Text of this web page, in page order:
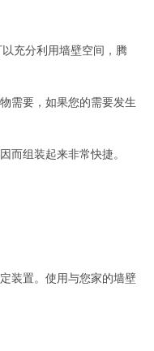
充分利用墙壁空间，腾
需要，如果您的需要发生
而组装起来非常快捷。
装置。使用与您家的墙壁